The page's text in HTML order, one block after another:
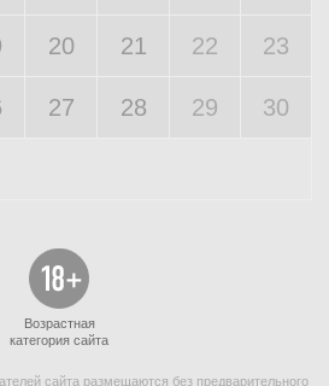
20 21 22 23
27 28 29 30
Возрастная
категория сайта
сайта размещаются без предварительного